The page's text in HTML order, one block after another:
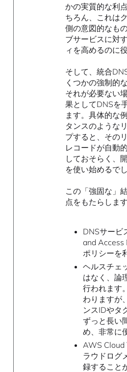
かの実質的な利
ちろん、これは
側の意図的なも
ブサービスに対
ィを高めるのに
そして、統合
くつかの強制的
それが必要ない
果としてDNSを
ます。具体的な
タンスのような
プすると、その
レコードが自動
しておそらく、
を使い始めるでし
この「強固な」
点をもたらします
DNSサービ
and Access
ポリシーを
ヘルスチェ
はなく、論
行われます
わりますが
ンスIDやタ
ずっと長い
め、非常に
AWS Cloud
ラウドログ
録すること